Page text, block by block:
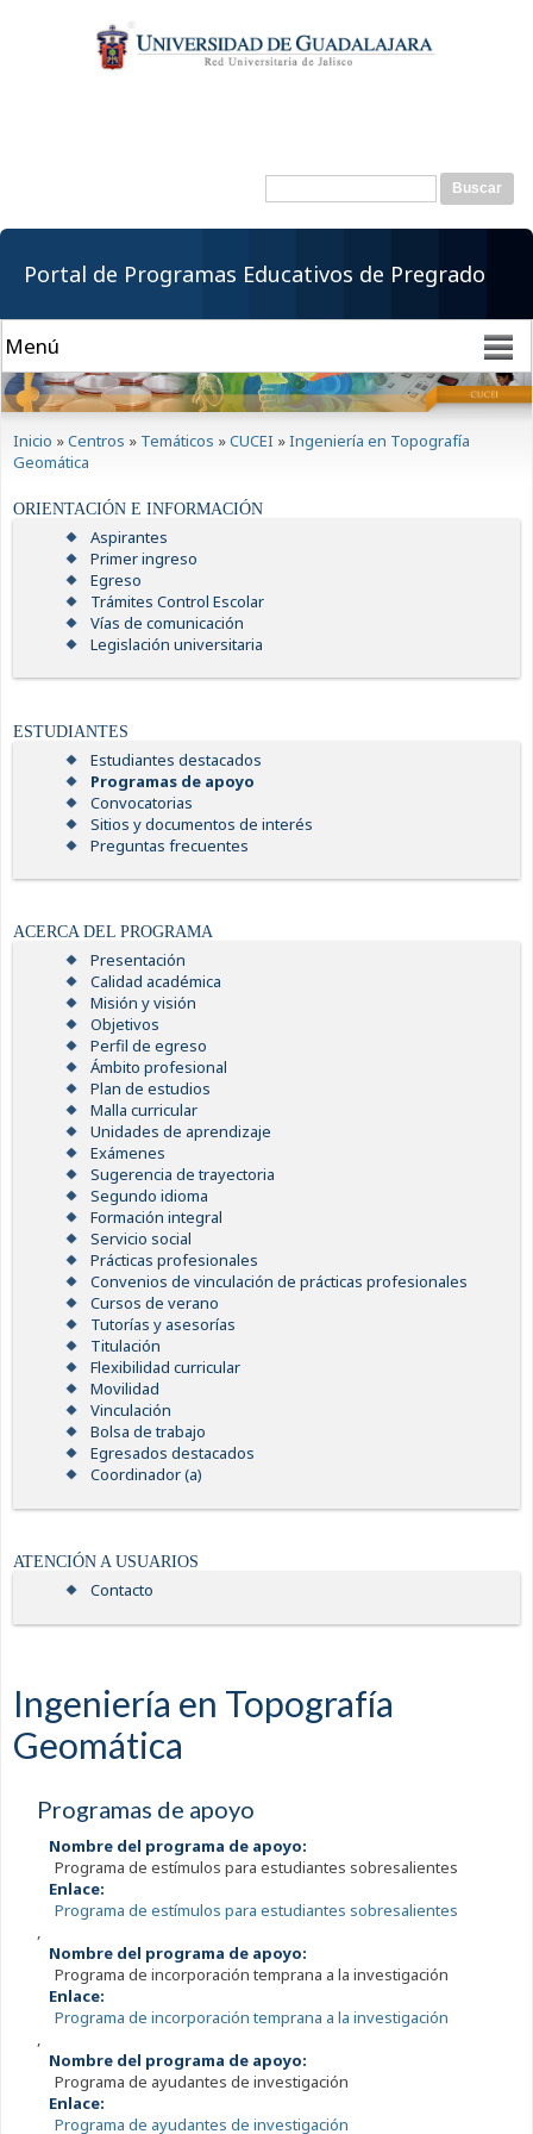
contenido
principal
Formulario de
Buscar
Portal de Programas Educativos de Pregrado
Inicio »Centros » Temáticos »CUCEI »Ingeniería en Topografía
Geomática
ORIENTACIÓN E INFORMACIÓN
Aspirantes
Primer ingreso
Egreso
Trámites Control Escolar
Vías de comunicación
Legislación universitaria
ESTUDIANTES
Estudiantes destacados
Programas de apoyo
Convocatorias
Sitios y documentos de interés
Preguntas frecuentes
ACERCA DEL PROGRAMA
Presentación
Calidad académica
Misión y visión
Objetivos
Perfil de egreso
Ámbito profesional
Plan de estudios
Malla curricular
Unidades de aprendizaje
Exámenes
Sugerencia de trayectoria
Segundo idioma
Formación integral
Servicio social
Prácticas profesionales
Convenios de vinculación de prácticas profesionales
Cursos de verano
Tutorías y asesorías
Titulación
Flexibilidad curricular
Movilidad
Vinculación
Bolsa de trabajo
Egresados destacados
Coordinador (a)
ATENCIÓN A USUARIOS
Contacto
Ingeniería en Topografía
Geomática
Programas de apoyo
Nombre del programa de apoyo:
Programa de estímulos para estudiantes sobresalientes
Enlace:
Programa de estímulos para estudiantes sobresalientes
,
Nombre del programa de apoyo:
Programa de incorporación temprana a la investigación
Enlace:
Programa de incorporación temprana a la investigación
,
Nombre del programa de apoyo:
Programa de ayudantes de investigación
Enlace:
Programa de ayudantes de investigación